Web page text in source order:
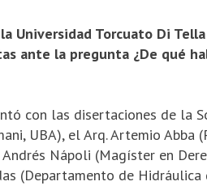
Universidad Torcuato Di
ante la pregunta ¿De qué
con las disertaciones de la
UBA), el Arq. Artemio Abba
Nápoli (Magíster en
(Departamento de